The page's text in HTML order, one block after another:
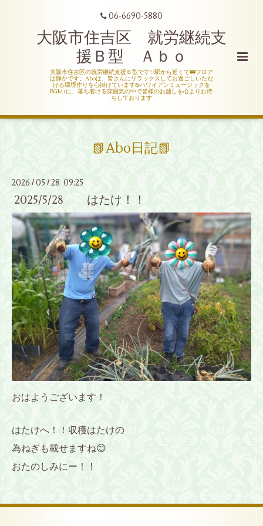
06-6690-5880
大阪市住吉区 就労継続支
援Ｂ型 Ａｂｏ
大阪市住吉区の就労継続支援Ｂ型です✨駅から近くて🚃フロア
は静かです。Aboは、皆さんにリラックスしてお過ごしいただ
ける環境作りを心掛けています☕ハワイアンミュージックを
BGM♪に、落ち着ける雰囲気の中で皆様のお越しを心よりお待
ちしております
📗Abo日記📗
2026 / 05 /28 09:25
2025/5/28 はたけ！！
おはようございます！
はたけへ！！収穫はたけの
為ねぎも載せますね😊
おたのしみにー！！